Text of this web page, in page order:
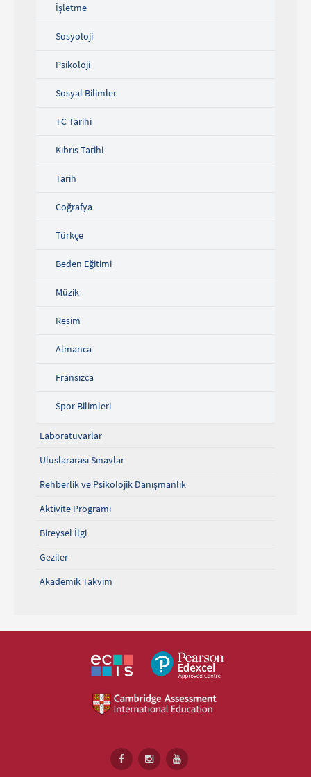
İşletme
Sosyoloji
Psikoloji
Sosyal Bilimler
TC Tarihi
Kıbrıs Tarihi
Tarih
Coğrafya
Türkçe
Beden Eğitimi
Müzik
Resim
Almanca
Fransızca
Spor Bilimleri
Laboratuvarlar
Uluslararası Sınavlar
Rehberlik ve Psikolojik Danışmanlık
Aktivite Programı
Bireysel İlgi
Geziler
Akademik Takvim